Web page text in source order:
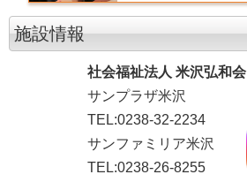
施設情報
社会福祉法人 米沢弘和会
サンプラザ米沢
TEL:0238-32-2234
サンファミリア米沢
TEL:0238-26-8255